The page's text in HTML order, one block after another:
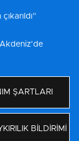
ŞARTLARI
BİLDİRİMİ